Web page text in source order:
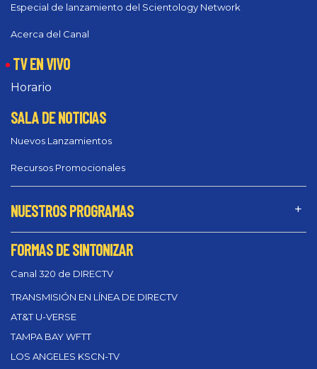
Especial de lanzamiento del Scientology Network
Acerca del Canal
TV EN VIVO
Horario
SALA DE NOTICIAS
Nuevos Lanzamientos
Recursos Promocionales
NUESTROS PROGRAMAS
FORMAS DE SINTONIZAR
Canal 320 de DIRECTV
TRANSMISIÓN EN LÍNEA DE DIRECTV
AT&T U-VERSE
TAMPA BAY WFTT
LOS ANGELES KSCN-TV